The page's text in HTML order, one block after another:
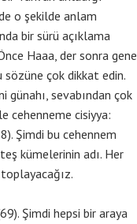
o şekilde anlam
bir sürü açıklama
Haaa, der sonra gene
sözüne çok dikkat edin.
günahı, sevabından çok
cehenneme cisiyya:
Şimdi bu cehennem
kümelerinin adı. Her
Şimdi hepsi bir araya